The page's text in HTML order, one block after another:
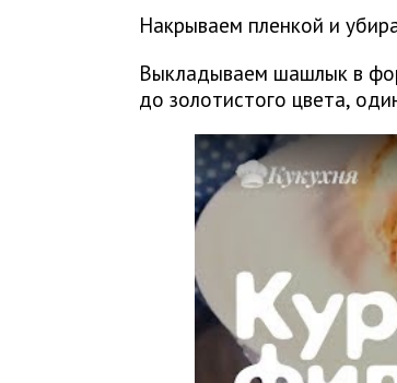
Накрываем пленкой и
Выкладываем шашлык в
до золотистого цвета,